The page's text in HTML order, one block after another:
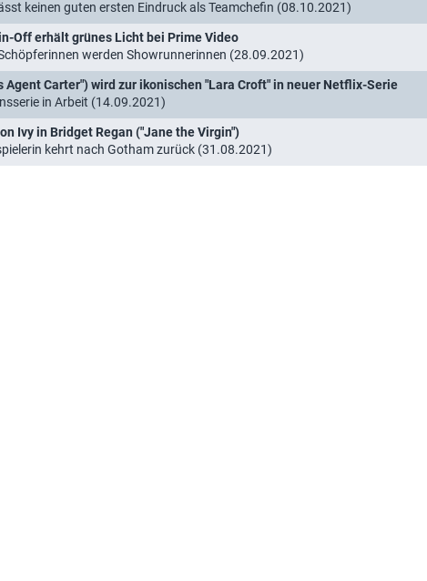
keinen guten ersten Eindruck als Teamchefin (08.10.2021)
Off erhält grünes Licht bei Prime Video
werden Showrunnerinnen (28.09.2021)
Agent Carter") wird zur ikonischen "Lara Croft" in neuer Netflix-Serie
in Arbeit (14.09.2021)
Ivy in Bridget Regan ("Jane the Virgin")
kehrt nach Gotham zurück (31.08.2021)